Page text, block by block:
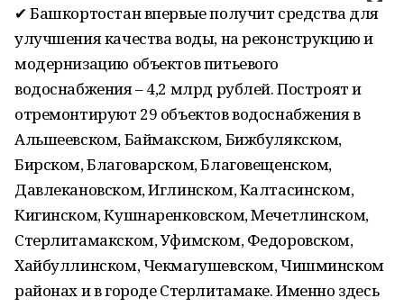
✔ Башкортостан впервые получит средства для
улучшения качества воды, на реконструкцию и
модернизацию объектов питьевого
водоснабжения – 4,2 млрд рублей. Построят и
отремонтируют 29 объектов водоснабжения в
Альшеевском, Баймакском, Бижбулякском,
Бирском, Благоварском, Благовещенском,
Давлекановском, Иглинском, Калтасинском,
Кигинском, Кушнаренковском, Мечетлинском,
Стерлитамакском, Уфимском, Федоровском,
Хайбуллинском, Чекмагушевском, Чишминском
районах и в городе Стерлитамаке. Именно здесь